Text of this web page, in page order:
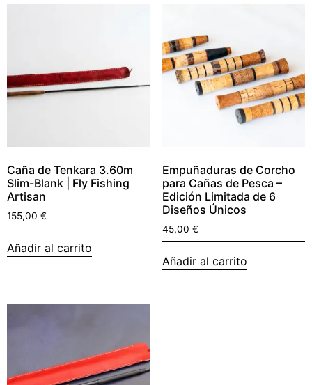
Caña de Tenkara 3.60m
Slim-Blank | Fly Fishing
Artisan
155,00 €
Añadir al carrito
Empuñaduras de Corcho
para Cañas de Pesca –
Edición Limitada de 6
Diseños Únicos
45,00 €
Añadir al carrito